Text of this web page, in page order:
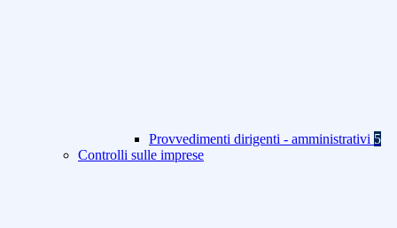
Provvedimenti dirigenti - amministrativi 5
Controlli sulle imprese